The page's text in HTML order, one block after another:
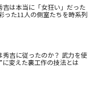
吉は本当に「女狂い」だった
った11人の側室たちを時系列
秀吉に従ったのか？ 武力を使
に変えた裏工作の技法とは